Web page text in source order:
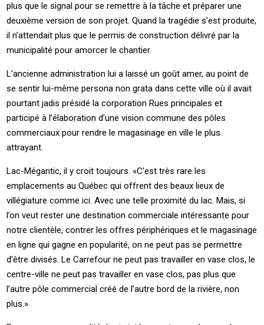
plus que le signal pour se remettre à la tâche et préparer une
deuxième version de son projet. Quand la tragédie s’est produite,
il n’attendait plus que le permis de construction délivré par la
municipalité pour amorcer le chantier.
L’ancienne administration lui a laissé un goût amer, au point de
se sentir lui-même persona non grata dans cette ville où il avait
pourtant jadis présidé la corporation Rues principales et
participé à l’élaboration d’une vision commune des pôles
commerciaux pour rendre le magasinage en ville le plus
attrayant.
Lac-Mégantic, il y croit toujours. «C’est très rare les
emplacements au Québec qui offrent des beaux lieux de
villégiature comme ici. Avec une telle proximité du lac. Mais, si
l’on veut rester une destination commerciale intéressante pour
notre clientèle, contrer les offres périphériques et le magasinage
en ligne qui gagne en popularité, on ne peut pas se permettre
d’être divisés. Le Carrefour ne peut pas travailler en vase clos, le
centre-ville ne peut pas travailler en vase clos, pas plus que
l’autre pôle commercial créé de l’autre bord de la rivière, non
plus.»